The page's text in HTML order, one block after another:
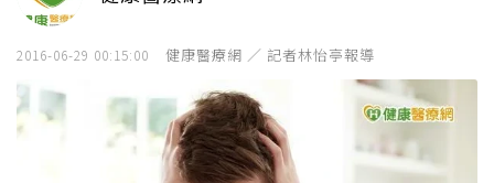
2016-06-29 00:15:00 健康醫療網 ／ 記者林怡亭報導